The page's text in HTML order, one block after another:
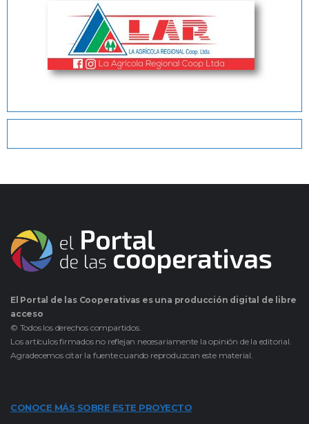
El Portal de las Cooperativas es una producción digital de libre
acceso
© Todos los derechos compartidos.
Los artículos firmados no reflejan necesariamente la opinión de la editorial.
Agradecemos citar la fuente cuando reproduzcan este material.
CONOCE MÁS SOBRE ESTE PROYECTO